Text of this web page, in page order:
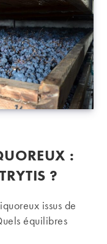
:
?
issus de
équilibres